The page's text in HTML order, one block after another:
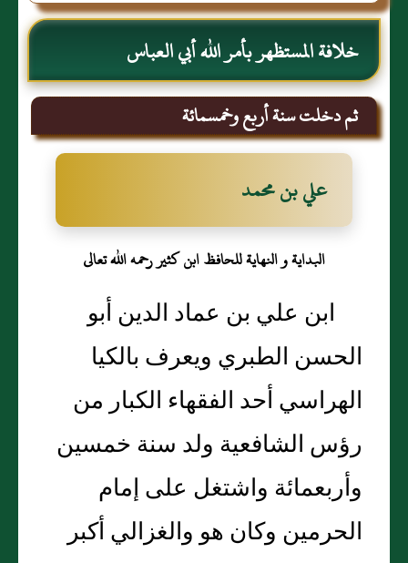
خلافة المستظهر بأمر الله أبي العباس
ثم دخلت سنة أربع وخمسمائة
علي بن محمد
البداية و النهاية للحافظ ابن كثير رحمه الله تعالى
ابن علي بن عماد الدين أبو
الحسن الطبري ويعرف بالكيا
الهراسي أحد الفقهاء الكبار من
رؤس الشافعية ولد سنة خمسين
وأربعمائة واشتغل على إمام
الحرمين وكان هو والغزالي أكبر